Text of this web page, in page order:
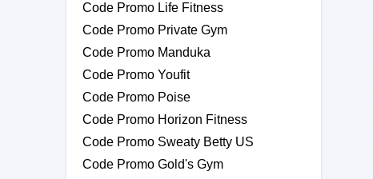
Code Promo Life Fitness
Code Promo Private Gym
Code Promo Manduka
Code Promo Youfit
Code Promo Poise
Code Promo Horizon Fitness
Code Promo Sweaty Betty US
Code Promo Gold's Gym